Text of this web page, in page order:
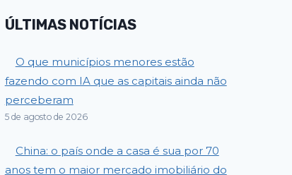
ÚLTIMAS NOTÍCIAS
O que municípios menores estão
fazendo com IA que as capitais ainda não
perceberam
5 de agosto de 2026
China: o país onde a casa é sua por 70
anos tem o maior mercado imobiliário do